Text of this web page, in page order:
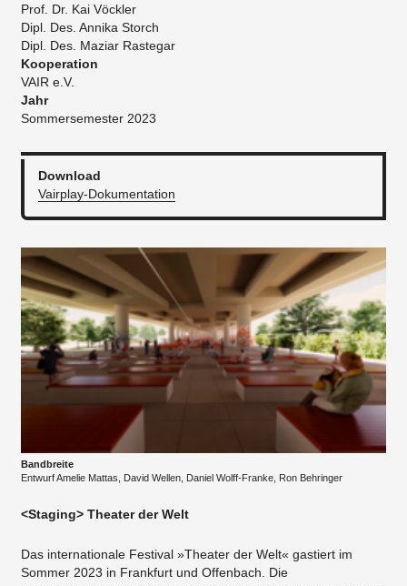
Prof. Dr. Kai Vöckler
Dipl. Des. Annika Storch
Dipl. Des. Maziar Rastegar
Kooperation
VAIR e.V.
Jahr
Sommersemester 2023
Download
Vairplay-Dokumentation
Bandbreite
Entwurf Amelie Mattas, David Wellen, Daniel Wolff-Franke, Ron Behringer
<Staging> Theater der Welt
Das internationale Festival »Theater der Welt« gastiert im
Sommer 2023 in Frankfurt und Offenbach. Die